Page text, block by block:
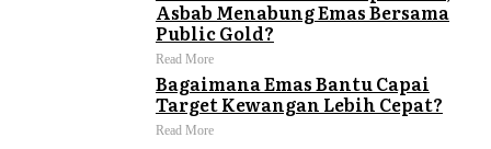
Asbab Menabung Emas Bersama
Public Gold?
Read More
Bagaimana Emas Bantu Capai
Target Kewangan Lebih Cepat?
Read More